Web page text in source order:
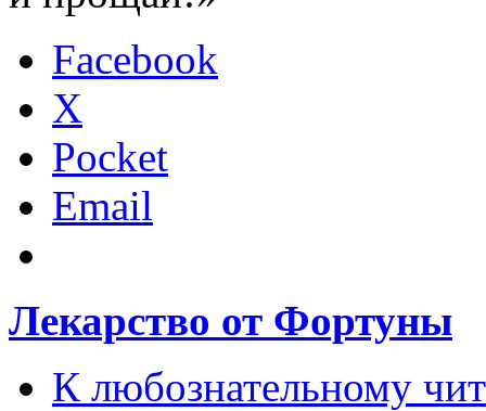
Facebook
X
Pocket
Email
Лекарство от Фортуны
К любознательному